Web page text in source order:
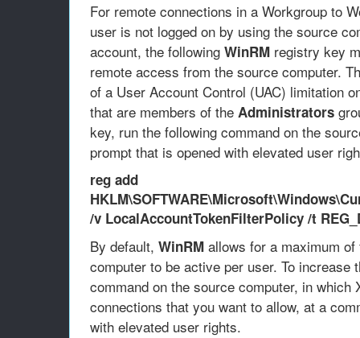
For remote connections in a Workgroup to
user is not logged on by using the source
account, the following WinRM registry key
remote access from the source computer.
of a User Account Control (UAC) limitation
that are members of the Administrators
key, run the following command on the
prompt that is opened with elevated user
reg add
/v LocalAccountTokenFilterPolicy /t
By default, WinRM allows for a maximum
computer to be active per user. To increase
command on the source computer, in which
connections that you want to allow, at a
with elevated user rights.